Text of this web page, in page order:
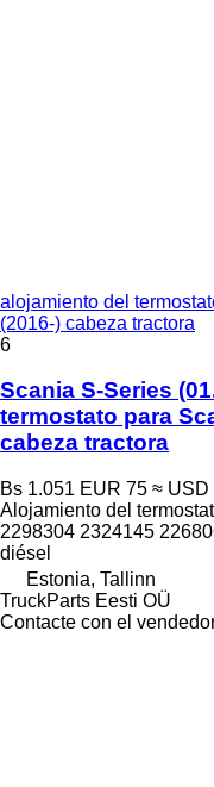
alojamiento del
(2016-) cabeza tractora
6
Scania S-Series
termostato para
cabeza tractora
Bs 1.051 EUR 75 ≈ USD
Alojamiento del
2298304 2324145
diésel
Estonia, Tallinn
TruckParts Eesti OÜ
Contacte con el